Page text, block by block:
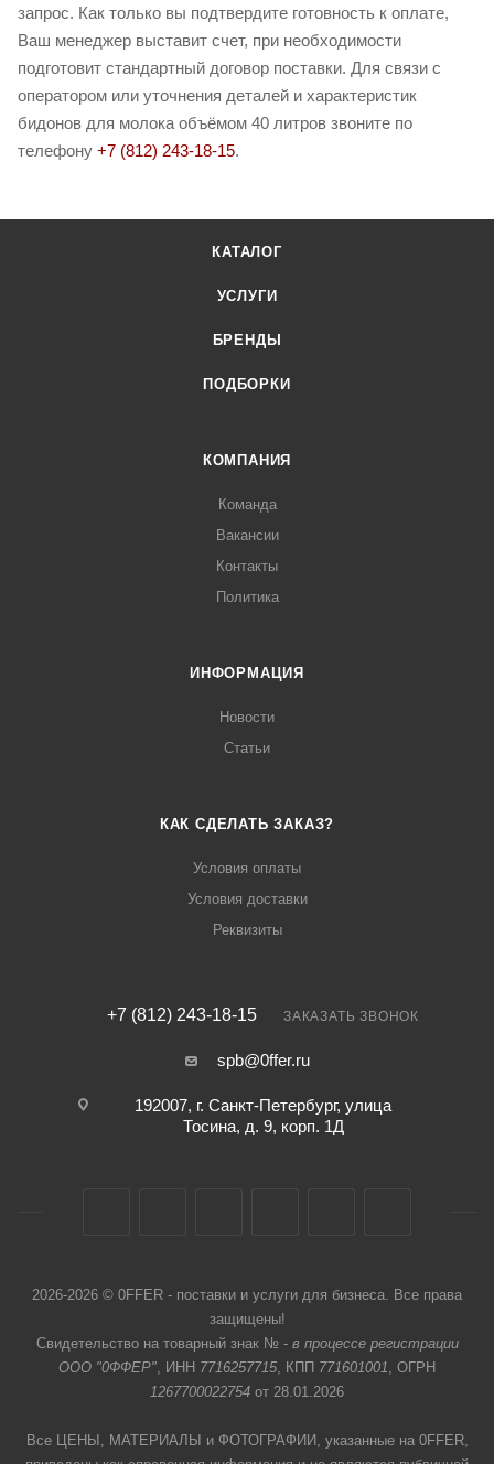
запрос. Как только вы подтвердите готовность к оплате,
Ваш менеджер выставит счет, при необходимости
подготовит стандартный договор поставки. Для связи с
оператором или уточнения деталей и характеристик
бидонов для молока объёмом 40 литров звоните по
телефону +7 (812) 243-18-15.
КАТАЛОГ
УСЛУГИ
БРЕНДЫ
ПОДБОРКИ
КОМПАНИЯ
Команда
Вакансии
Контакты
Политика
ИНФОРМАЦИЯ
Новости
Статьи
КАК СДЕЛАТЬ ЗАКАЗ?
Условия оплаты
Условия доставки
Реквизиты
+7 (812) 243-18-15 ЗАКАЗАТЬ ЗВОНОК
spb@0ffer.ru
192007, г. Санкт-Петербург, улица
Тосина, д. 9, корп. 1Д
2026-2026 © 0FFER - поставки и услуги для бизнеса. Все права
защищены!
Свидетельство на товарный знак № - в процессе регистрации
ООО "0ФФЕР", ИНН 7716257715, КПП 771601001, ОГРН
1267700022754 от 28.01.2026
Все ЦЕНЫ, МАТЕРИАЛЫ и ФОТОГРАФИИ, указанные на 0FFER,